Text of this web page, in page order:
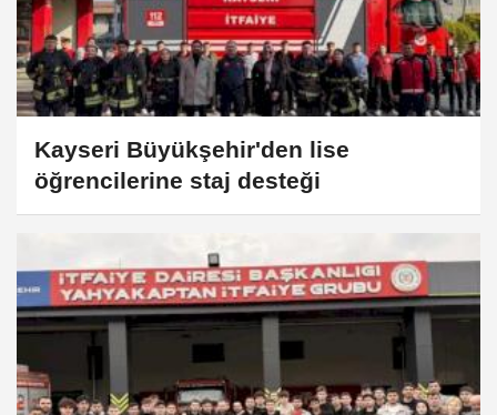
Kayseri Büyükşehir'den lise
öğrencilerine staj desteği